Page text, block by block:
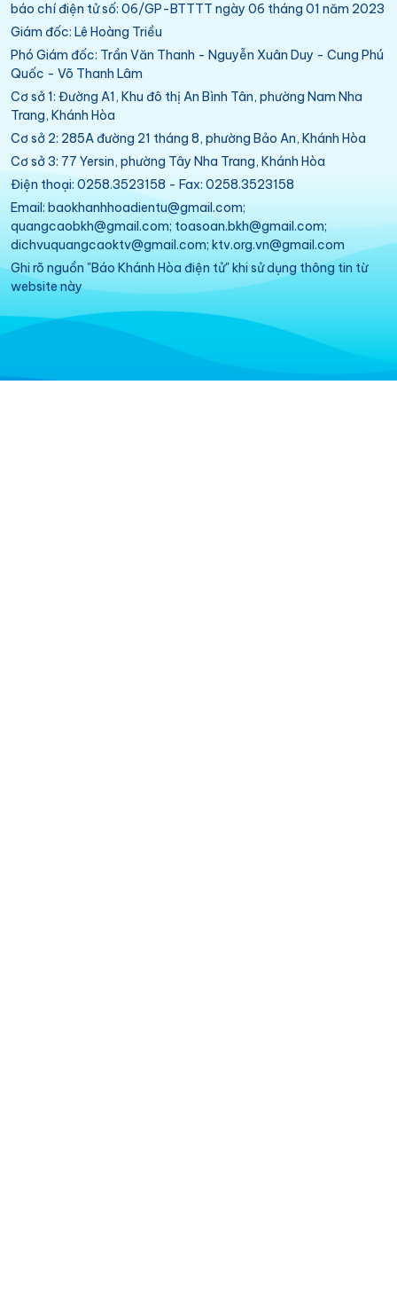
báo chí điện tử số: 06/GP-BTTTT ngày 06 tháng 01 năm 2023
Giám đốc: Lê Hoàng Triều
Phó Giám đốc: Trần Văn Thanh - Nguyễn Xuân Duy - Cung Phú
Quốc - Võ Thanh Lâm
Cơ sở 1: Đường A1, Khu đô thị An Bình Tân, phường Nam Nha
Trang, Khánh Hòa
Cơ sở 2: 285A đường 21 tháng 8, phường Bảo An, Khánh Hòa
Cơ sở 3: 77 Yersin, phường Tây Nha Trang, Khánh Hòa
Điện thoại: 0258.3523158 - Fax: 0258.3523158
Email: baokhanhhoadientu@gmail.com;
quangcaobkh@gmail.com; toasoan.bkh@gmail.com;
dichvuquangcaoktv@gmail.com; ktv.org.vn@gmail.com
Ghi rõ nguồn "Báo Khánh Hòa điện tử" khi sử dụng thông tin từ
website này